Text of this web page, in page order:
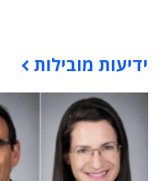
ידיעות מובילות